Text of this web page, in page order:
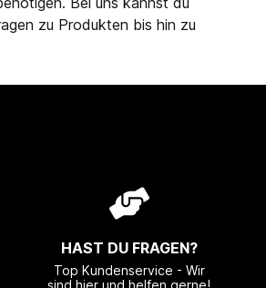
zu Produkten bis hin zu
HAST DU FRAGEN?
Top Kundenservice - Wir
sind hier und helfen gerne!